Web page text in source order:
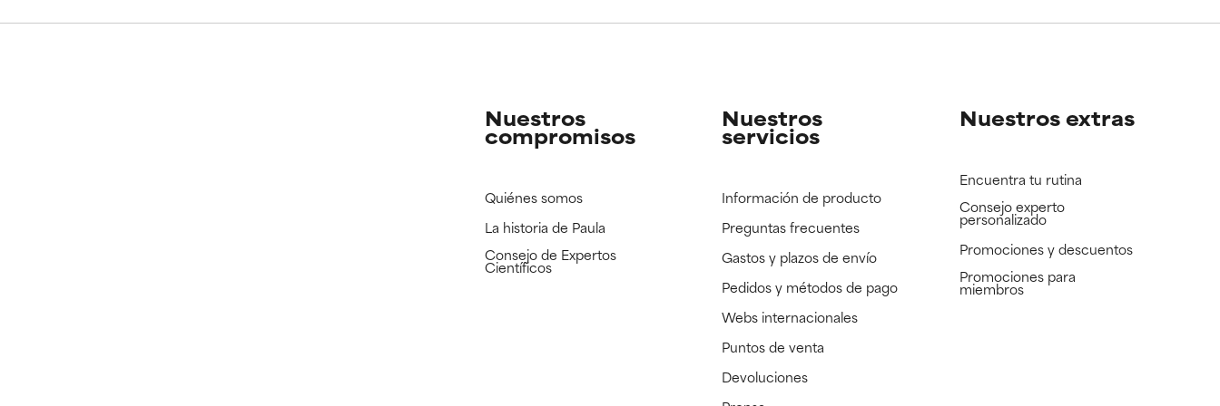
Ingrediente registrado, pero con la información científica disponible pendiente de revisar.
Ingrediente registrado, pero con la información científica disponible pendiente de revisar.
Nuestros
compromisos
Quiénes somos
La historia de Paula
Consejo de Expertos
Científicos
Nuestros
servicios
Información de producto
Preguntas frecuentes
Gastos y plazos de envío
Pedidos y métodos de pago
Webs internacionales
Puntos de venta
Devoluciones
Nuestros extras
Encuentra tu rutina
Consejo experto
personalizado
Promociones y descuentos​
Promociones para
miembros